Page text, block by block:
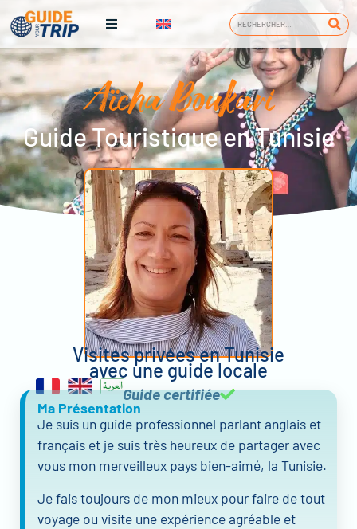
Aïcha Boukari
Guide Touristique en Tunisie
Visites privées en Tunisie
avec une guide locale
Guide certifiée
Ma Présentation
Je suis un guide professionnel parlant anglais et
français et je suis très heureux de partager avec
vous mon merveilleux pays bien-aimé, la Tunisie.
Je fais toujours de mon mieux pour faire de tout
voyage ou visite une expérience agréable et